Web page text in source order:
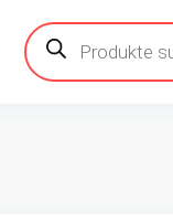
Products
search